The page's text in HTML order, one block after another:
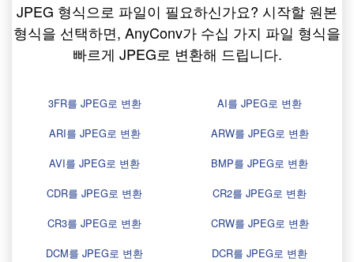
JPEG 형식으로 파일이 필요하신가요? 시작할 원본
형식을 선택하면, AnyConv가 수십 가지 파일 형식을
빠르게 JPEG로 변환해 드립니다.
3FR를 JPEG로 변환
AI를 JPEG로 변환
ARI를 JPEG로 변환
ARW를 JPEG로 변환
AVI를 JPEG로 변환
BMP를 JPEG로 변환
CDR를 JPEG로 변환
CR2를 JPEG로 변환
CR3를 JPEG로 변환
CRW를 JPEG로 변환
DCM를 JPEG로 변환
DCR를 JPEG로 변환